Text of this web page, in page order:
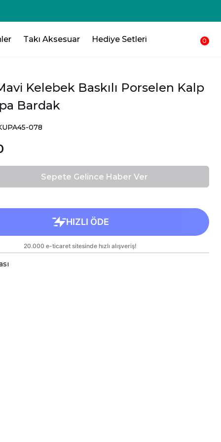
💸 Sepetinden düşsün !!!💸
Takı Aksesuar Hediye Setleri 0
Kelebek Baskılı Porselen Kalp
Bardak
078
Sepete Gelince Haber Ver